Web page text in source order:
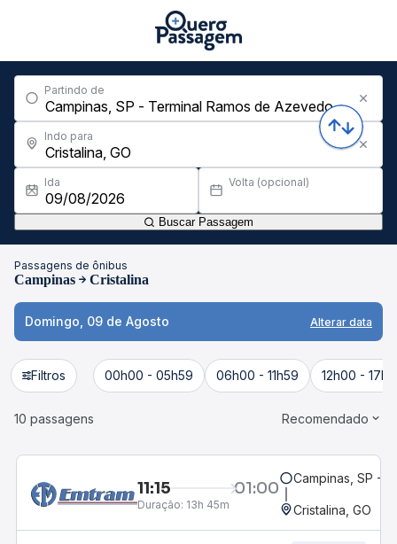
Partindo de
Indo para
Ida Volta (opcional)
Buscar Passagem
Passagens de ônibus
Campinas Cristalina
Domingo, 09 de Agosto Alterar data
Filtros 00h00 - 05h59 06h00 - 11h59 12h00 -
10 passagens Recomendado
11:15 01:00
Duração: 13h 45m
Campinas, SP -
Cristalina, GO